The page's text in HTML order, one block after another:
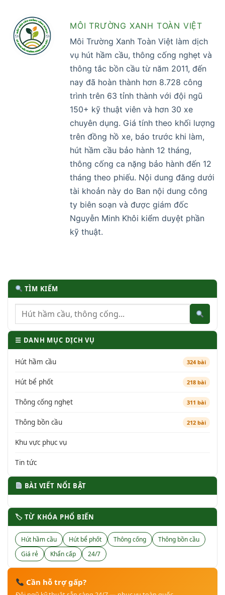
MÔI TRƯỜNG XANH TOÀN VIỆT
Môi Trường Xanh Toàn Việt làm dịch
vụ hút hầm cầu, thông cống nghẹt và
thông tắc bồn cầu từ năm 2011, đến
nay đã hoàn thành hơn 8.728 công
trình trên 63 tỉnh thành với đội ngũ
150+ kỹ thuật viên và hơn 30 xe
chuyên dụng. Giá tính theo khối lượng
trên đồng hồ xe, báo trước khi làm,
hút hầm cầu bảo hành 12 tháng,
thông cống ca nặng bảo hành đến 12
tháng theo phiếu. Nội dung đăng dưới
tài khoản này do Ban nội dung công
ty biên soạn và được giám đốc
Nguyễn Minh Khôi kiểm duyệt phần
kỹ thuật.
TÌM KIẾM
☰ DANH MỤC DỊCH VỤ
Hút hầm cầu 324 bài
Hút bể phốt 218 bài
Thông cống nghẹt 311 bài
Thông bồn cầu 212 bài
Khu vực phục vụ
Tin tức
BÀI VIẾT NỔI BẬT
🏷 TỪ KHÓA PHỔ BIẾN
Hút hầm cầu Hút bể phốt Thông cống
Thông bồn cầu
Giá rẻ
Khẩn cấp 24/7
Cần hỗ trợ gấp?